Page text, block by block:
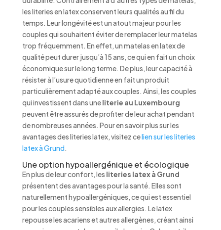
les literies en latex conservent leurs qualités au fil du
temps. Leur longévité est un atout majeur pour les
couples qui souhaitent éviter de remplacer leur matelas
trop fréquemment. En effet, un matelas en latex de
qualité peut durer jusqu’à 15 ans, ce qui en fait un choix
économique sur le long terme. De plus, leur capacité à
résister à l’usure quotidienne en fait un produit
particulièrement adapté aux couples. Ainsi, les couples
qui investissent dans uneliterie au Luxembourg
peuvent être assurés de profiter de leur achat pendant
de nombreuses années. Pour en savoir plus sur les
avantages des literies latex, visitez celien sur les literies
latex à Grund.
Une option hypoallergénique et écologique
En plus de leur confort, les literies latex à Grund
présentent des avantages pour la santé. Elles sont
naturellement hypoallergéniques, ce qui est essentiel
pour les couples sensibles aux allergies. Le latex
repousse les acariens et autres allergènes, créant ainsi